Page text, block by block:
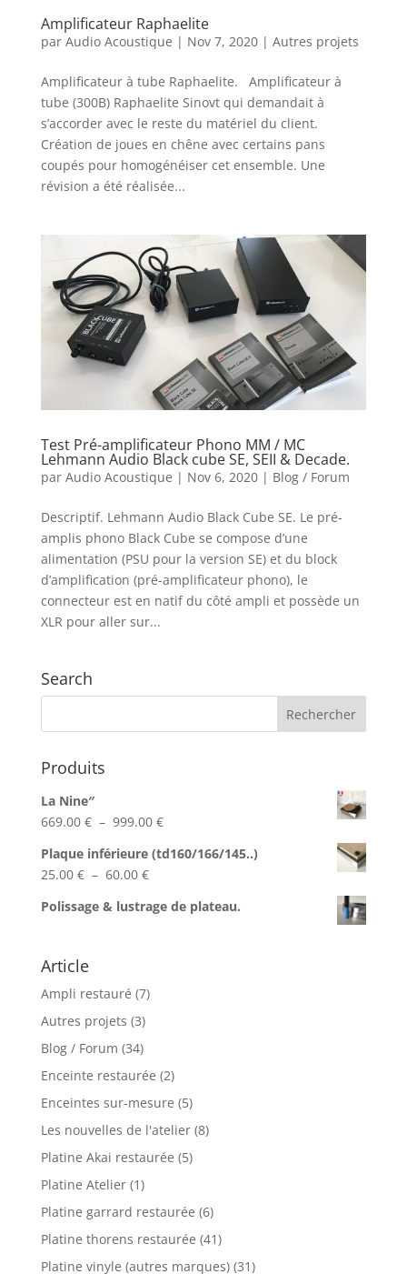
Amplificateur Raphaelite
par Audio Acoustique | Nov 7, 2020| Autres projets
Amplificateur à tube Raphaelite. Amplificateur à
tube (300B) Raphaelite Sinovt qui demandait à
s’accorder avec le reste du matériel du client.
Création de joues en chêne avec certains pans
coupés pour homogénéiser cet ensemble. Une
révision a été réalisée...
Test Pré-amplificateur Phono MM / MC
Lehmann Audio Black cube SE, SEII & Decade.
par Audio Acoustique | Nov 6, 2020| Blog / Forum
Descriptif. Lehmann Audio Black Cube SE. Le pré-
amplis phono Black Cube se compose d’une
alimentation (PSU pour la version SE) et du block
d’amplification (pré-amplificateur phono), le
connecteur est en natif du côté ampli et possède un
XLR pour aller sur...
Search
Produits
La Nine″
669.00 € – 999.00 €Plage
prix :
à
Plaque inférieure (td160/166/145..)
25.00 € – 60.00 €Plage
prix :
Polissage & lustrage de plateau.
Article
Ampli restauré (7)
Autres projets (3)
Blog / Forum (34)
Enceinte restaurée (2)
Enceintes sur-mesure (5)
Les nouvelles de l'atelier(8)
Platine Akai restaurée (5)
Platine Atelier(1)
Platine garrard restaurée (6)
Platine thorens restaurée (41)
Platine vinyle (autres marques)(31)